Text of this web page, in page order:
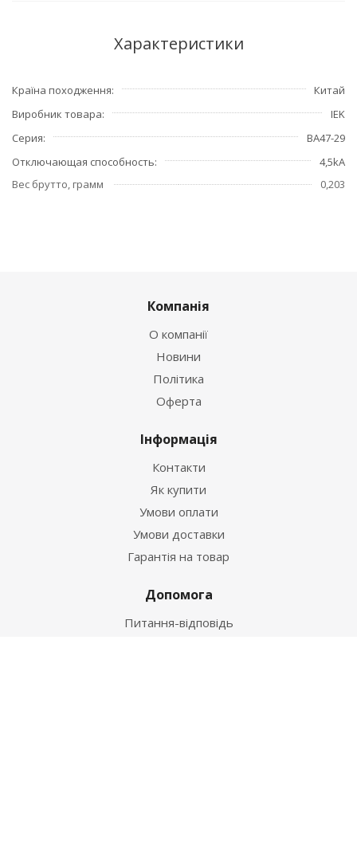
Характеристики
Країна походження
Китай
Виробник товара
IEK
Серия
ВА47-29
Отключающая способность
4,5kA
Вес брутто, грамм
0,203
Компанія
О компанії
Новини
Політика
Оферта
Інформація
Контакти
Як купити
Умови оплати
Умови доставки
Гарантія на товар
Допомога
Питання-відповідь